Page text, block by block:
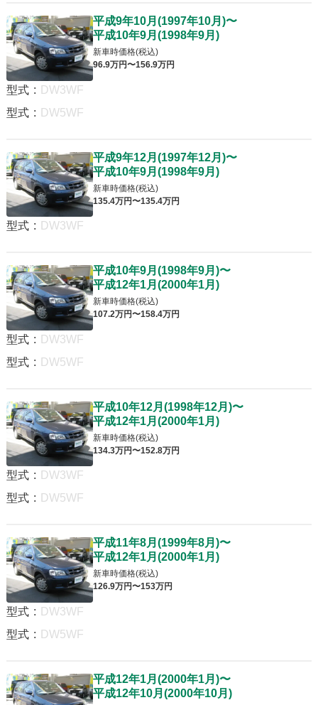
平成9年10月 (1997年10月 )〜
平成10年9月 (1998年9月 )
新車時価格(税込)
96.9万円〜156.9万円
型式 : DW3WF
型式 : DW5WF
平成9年12月 (1997年12月 )〜
平成10年9月 (1998年9月 )
新車時価格(税込)
135.4万円〜135.4万円
型式 : DW3WF
平成10年9月 (1998年9月 )〜
平成12年1月 (2000年1月 )
新車時価格(税込)
107.2万円〜158.4万円
型式 : DW3WF
型式 : DW5WF
平成10年12月 (1998年12月 )〜
平成12年1月 (2000年1月 )
新車時価格(税込)
134.3万円〜152.8万円
型式 : DW3WF
型式 : DW5WF
平成11年8月 (1999年8月 )〜
平成12年1月 (2000年1月 )
新車時価格(税込)
126.9万円〜153万円
型式 : DW3WF
型式 : DW5WF
平成12年1月 (2000年1月 )〜
平成12年10月 (2000年10月 )